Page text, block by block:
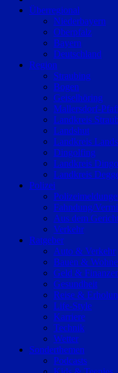
Überregional
Niederbayern
Oberpfalz
Bayern
Deutschland
Region
Straubing
Bogen
Geiselhöring
Mallersdorf-
Landkreis
Landshut
Landkreis
Dingolfing
Landkreis
Landkreis
Polizei
Fahndung/
Aus dem
Verkehr
Ratgeber
Auto & Verkehr
Bauen &
Geld &
Gesundheit
Reise &
Life-Style
Karriere
Technik
Wetter
Sonderthemen
Podcasts